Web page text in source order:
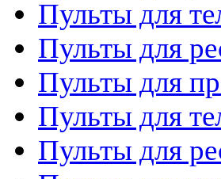
Пульты для
Пульты для
Пульты для
Пульты для
Пульты для